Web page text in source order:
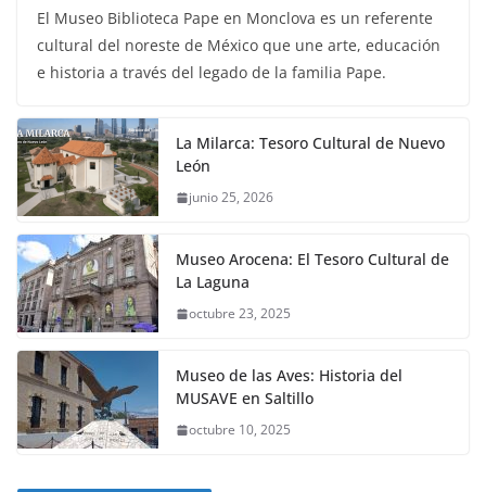
El Museo Biblioteca Pape en Monclova es un referente
cultural del noreste de México que une arte, educación
e historia a través del legado de la familia Pape.
La Milarca: Tesoro Cultural de Nuevo
León
junio 25, 2026
Museo Arocena: El Tesoro Cultural de
La Laguna
octubre 23, 2025
Museo de las Aves: Historia del
MUSAVE en Saltillo
octubre 10, 2025